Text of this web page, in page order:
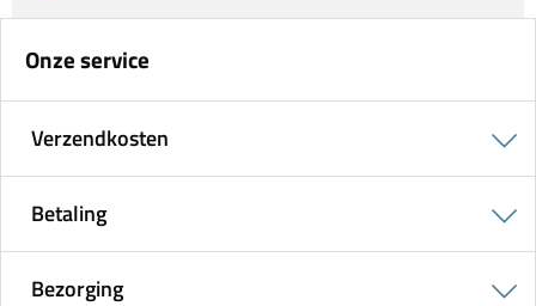
Onze service
Verzendkosten
Betaling
Bezorging